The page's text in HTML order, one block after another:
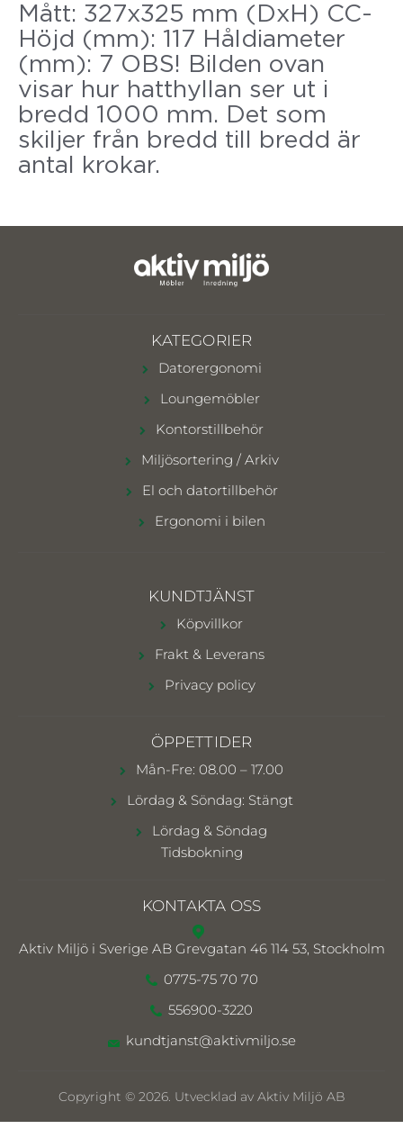
Mått: 327x325 mm (DxH) CC-
Höjd (mm): 117 Håldiameter
(mm): 7 OBS! Bilden ovan
visar hur hatthyllan ser ut i
bredd 1000 mm. Det som
skiljer från bredd till bredd är
antal krokar.
KATEGORIER
Datorergonomi
Loungemöbler
Kontorstillbehör
Miljösortering / Arkiv
El och datortillbehör
Ergonomi i bilen
KUNDTJÄNST
Köpvillkor
Frakt & Leverans
Privacy policy
ÖPPETTIDER
Mån-Fre: 08.00 – 17.00
Lördag & Söndag: Stängt
Lördag & Söndag
Tidsbokning
KONTAKTA OSS
Aktiv Miljö i Sverige AB Grevgatan 46 114 53, Stockholm
0775-75 70 70
556900-3220
kundtjanst@aktivmiljo.se
Copyright © 2026. Utvecklad av Aktiv Miljö AB